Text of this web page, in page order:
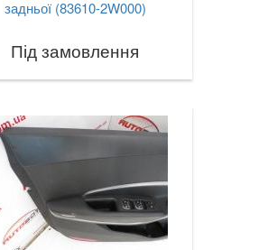
задньої (83610-2W000)
Під замовлення